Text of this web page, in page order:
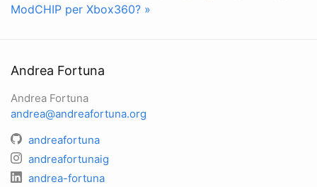
ModCHIP per Xbox360? »
Andrea Fortuna
Andrea Fortuna
andrea@andreafortuna.org
andreafortuna
andreafortunaig
andrea-fortuna